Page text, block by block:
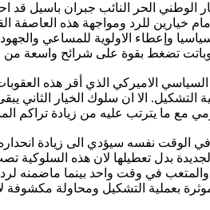
الوطني الحر النائب جبران باسيل
خيارين للرد ومواجهة هذه العاصفة
سياسيا وإعطاء الاولوية للمساعي
وباتت تضغط بقوة على شرائح واسعة من
السياسي الاميركي الذي أقر هذه
الا ان سلوك الخيار الثاني
ما يترتب عليه من زيادة تراكم
الوقت نفسه سيؤدي الى زيادة
بدل تعطيلها لان هذه
والمتعب في وقت واحد بينما
الموثرة بعملية التشكيل ومحاولة